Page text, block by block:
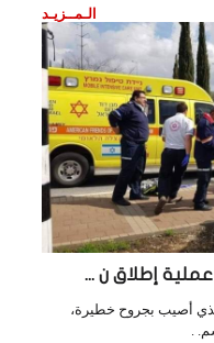
الـمــزيـد
إطلاق ن ...
أصيب بجروح خطيرة،
.